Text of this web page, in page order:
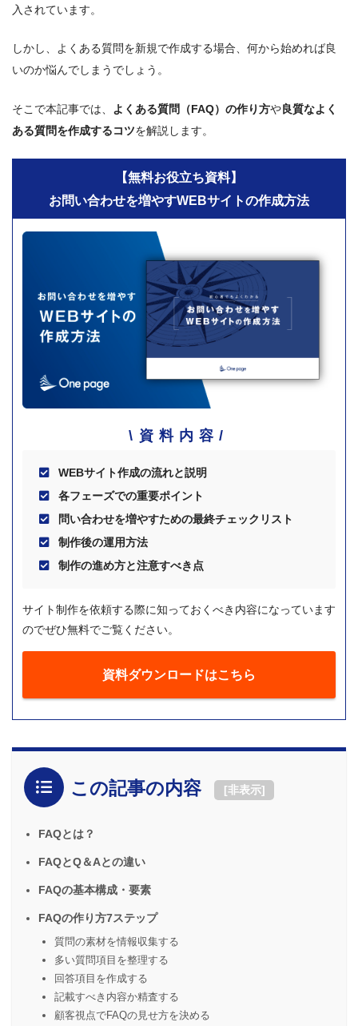
入されています。
しかし、よくある質問を新規で作成する場合、何から始めれば良
いのか悩んでしまうでしょう。
そこで本記事では、 よくある質問（FAQ）の作り方や良質なよく
ある質問を作成するコツを解説します。
【無料お役立ち資料】
お問い合わせを増やすWEBサイトの作成方法
資料内容
WEBサイト作成の流れと説明
各フェーズでの重要ポイント
問い合わせを増やすための最終チェックリスト
制作後の運用方法
制作の進め方と注意すべき点
サイト制作を依頼する際に知っておくべき内容になっています
のでぜひ無料でご覧ください。
資料ダウンロードはこちら
この記事の内容 [非表示]
FAQとは？
FAQとQ＆Aとの違い
FAQの基本構成・要素
FAQの作り方7ステップ
質問の素材を情報収集する
多い質問項目を整理する
回答項目を作成する
記載すべき内容か精査する
顧客視点でFAQの見せ方を決める